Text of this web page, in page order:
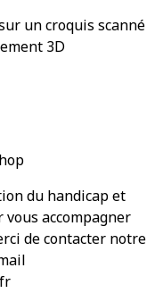
un croquis scanné
3D
du handicap et
accompagner
de contacter notre